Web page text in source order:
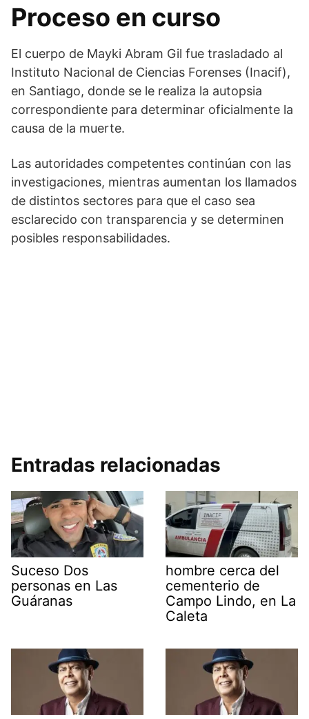
Proceso en curso
El cuerpo de Mayki Abram Gil fue trasladado al
Instituto Nacional de Ciencias Forenses (Inacif),
en Santiago, donde se le realiza la autopsia
correspondiente para determinar oficialmente la
causa de la muerte.
Las autoridades competentes continúan con las
investigaciones, mientras aumentan los llamados
de distintos sectores para que el caso sea
esclarecido con transparencia y se determinen
posibles responsabilidades.
Entradas relacionadas
Suceso Dos
personas en Las
Guáranas
hombre cerca del
cementerio de
Campo Lindo, en La
Caleta